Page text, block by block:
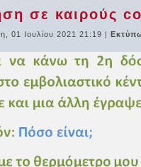
σε καιρούς
01 Ιουλίου 2021 21:19 |